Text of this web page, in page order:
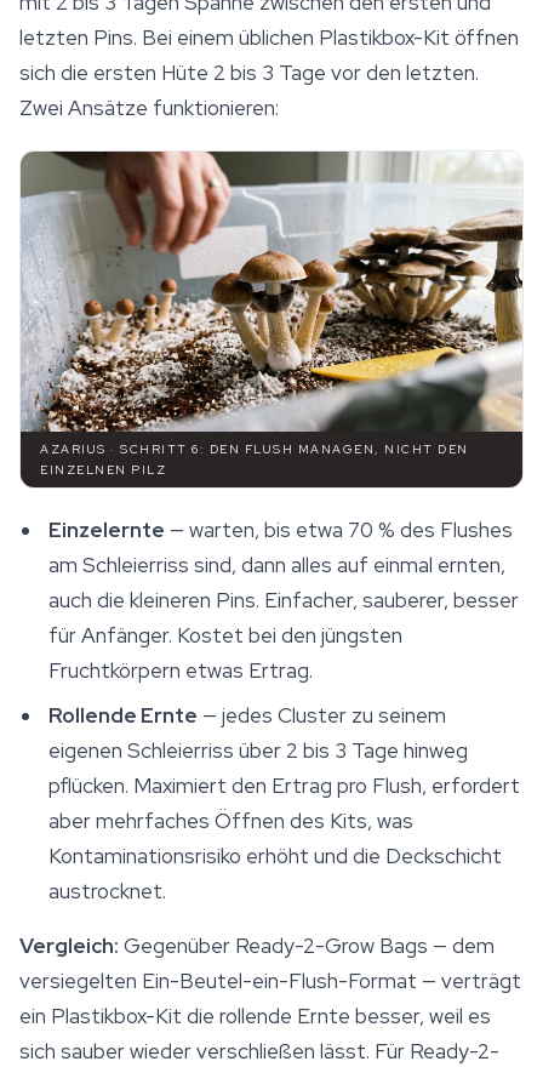
letzten Pins. Bei einem üblichen Plastikbox-Kit öffnen
sich die ersten Hüte 2 bis 3 Tage vor den letzten.
Zwei Ansätze funktionieren:
AZARIUS · SCHRITT 6: DEN FLUSH MANAGEN, NICHT DEN
EINZELNEN PILZ
Einzelernte — warten, bis etwa 70 % des Flushes
am Schleierriss sind, dann alles auf einmal ernten,
auch die kleineren Pins. Einfacher, sauberer, besser
für Anfänger. Kostet bei den jüngsten
Fruchtkörpern etwas Ertrag.
Rollende Ernte — jedes Cluster zu seinem
eigenen Schleierriss über 2 bis 3 Tage hinweg
pflücken. Maximiert den Ertrag pro Flush, erfordert
aber mehrfaches Öffnen des Kits, was
Kontaminationsrisiko erhöht und die Deckschicht
austrocknet.
Vergleich: Gegenüber Ready-2-Grow Bags — dem
versiegelten Ein-Beutel-ein-Flush-Format — verträgt
ein Plastikbox-Kit die rollende Ernte besser, weil es
sich sauber wieder verschließen lässt. Für Ready-2-